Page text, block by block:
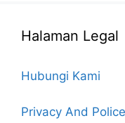
Halaman Legal
Hubungi Kami
Privacy And Police